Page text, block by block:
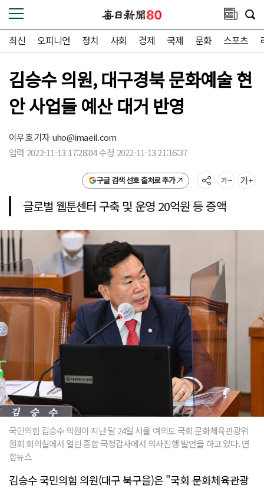
최신 오피니언 정치 사회 경제 국제 문화 스포츠
김승수 의원, 대구경북 문화예술 현
안 사업들 예산 대거 반영
이우호 기자uho@imaeil.com
입력 2022-11-13 17:28:04 수정 2022-11-13 21:16:37
구글 검색 선호 출처로 추가
글로벌 웹툰센터 구축 및 운영 20억원 등 증액
국민의힘 김승수 의원이 지난 달 24일 서울 여의도 국회 문화체육관광위
원회 회의실에서 열린 종합 국정감사에서 의사진행 발언을 하고 있다. 연
합뉴스
김승수 국민의힘 의원(대구 북구을)은 "국회 문화체육관광